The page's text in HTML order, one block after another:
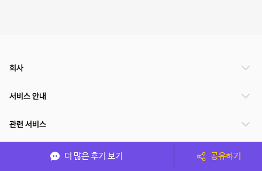
더 많은 후기 보기 공유하기
회사
서비스 안내
관련 서비스